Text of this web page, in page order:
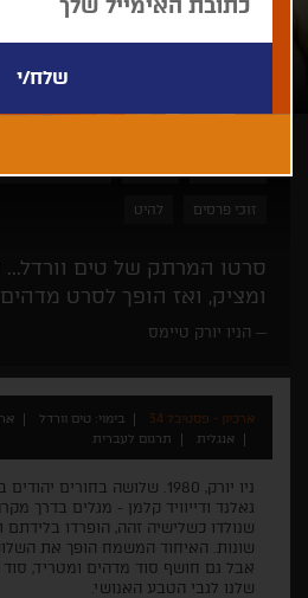
זוכי פרסים להיט
סרטו המרתק של טים
ומציק, ואז הופך לסרט
הניו יורק טיימס
ארכיון - פסטיבל 34 בימוי: טים וורדל
אנגלית
תרגום לעברית
גאלנד ודייוויד קלמן - מגלים בדרך
שנולדו כשלישיה זהה, הופרדו
שונות. האיחוד המשמח הופך את
אבל גם חושף סוד מדהים ומטריד,
שלנו לגבי הטבע האנושי.